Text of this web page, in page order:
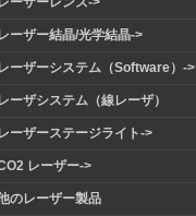
レーザー結晶/光学結晶->
レーザーシステム（Software）->
レーザシステム（線レーザ）
レーザーステージライト->
レーザー->
のレーザー製品